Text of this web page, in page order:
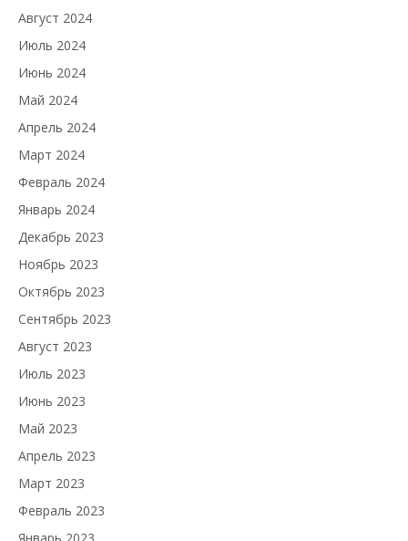
Август 2024
Июль 2024
Июнь 2024
Май 2024
Апрель 2024
Март 2024
Февраль 2024
Январь 2024
Декабрь 2023
Ноябрь 2023
Октябрь 2023
Сентябрь 2023
Август 2023
Июль 2023
Июнь 2023
Май 2023
Апрель 2023
Март 2023
Февраль 2023